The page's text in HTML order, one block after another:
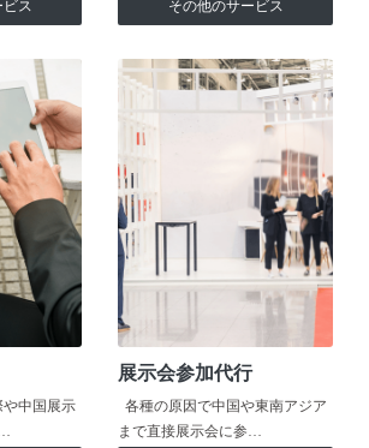
ビス その他のサービス
や中国展示
展示会参加代行
各種の原因で中国や東南アジア
まで直接展示会に参…